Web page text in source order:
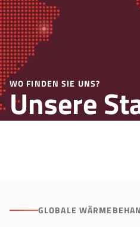
WO FINDEN SIE UNS?
Unsere
weltweit
GLOBALE